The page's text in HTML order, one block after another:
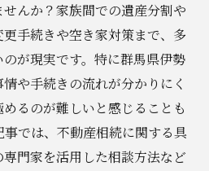
んか？家族間での遺産分割や
手続きや空き家対策まで、多
が現実です。特に群馬県伊勢
や手続きの流れが分かりにく
るのが難しいと感じることも
では、不動産相続に関する具
門家を活用した相談方法など